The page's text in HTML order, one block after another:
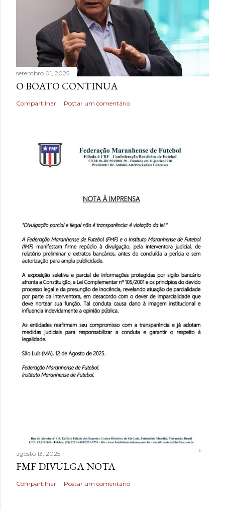
setembro 01, 2025
O BOATO CONTINUA
Compartilhar Postar um comentário
agosto 13, 2025
FMF DIVULGA NOTA
Compartilhar Postar um comentário